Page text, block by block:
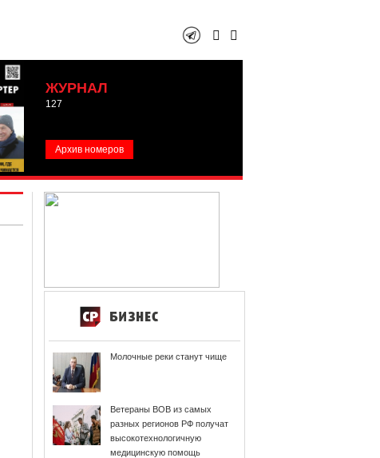
ЖУРНАЛ
127
Архив номеров
Молочные реки станут чище
Ветераны ВОВ из самых
разных регионов РФ получат
высокотехнологичную
медицинскую помощь